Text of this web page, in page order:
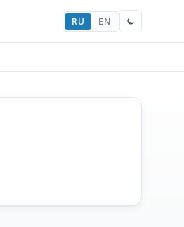
RU EN